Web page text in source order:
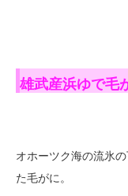
雄武産浜ゆで毛
オホーツク海の流氷
た毛がに。